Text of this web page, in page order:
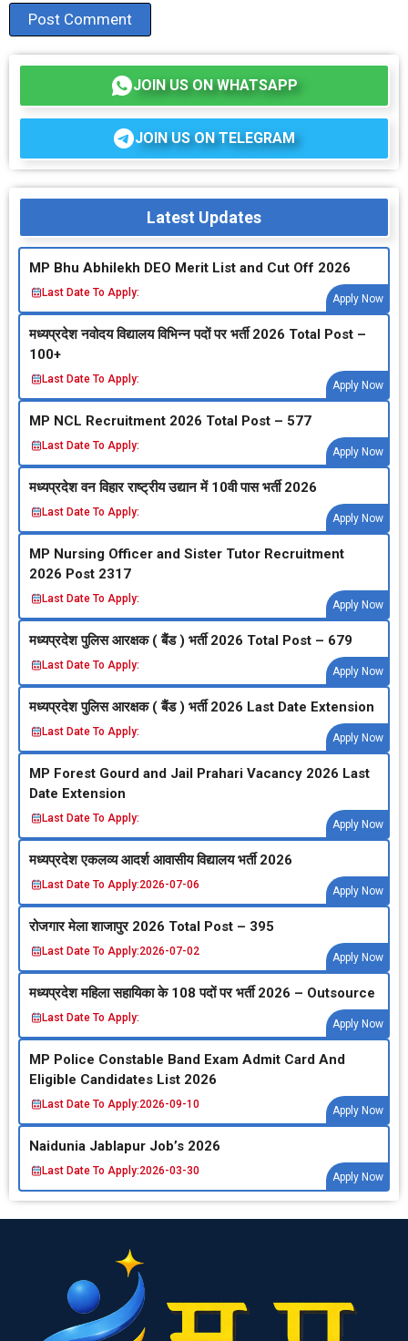
JOIN US ON WHATSAPP
JOIN US ON TELEGRAM
Latest Updates
MP Bhu Abhilekh DEO Merit List and Cut Off 2026
Last Date To Apply:
Apply Now
मध्‍यप्रदेश नवोदय विद्यालय विभिन्‍न पदों पर भर्ती 2026 Total Post –
100+
Last Date To Apply:
Apply Now
MP NCL Recruitment 2026 Total Post – 577
Last Date To Apply:
Apply Now
मध्‍यप्रदेश वन विहार राष्‍ट्रीय उद्यान में 10वी पास भर्ती 2026
Last Date To Apply:
Apply Now
MP Nursing Officer and Sister Tutor Recruitment
2026 Post 2317
Last Date To Apply:
Apply Now
मध्‍यप्रदेश पुलिस आरक्षक ( बैंड ) भर्ती 2026 Total Post – 679
Last Date To Apply:
Apply Now
मध्‍यप्रदेश पुलिस आरक्षक ( बैंड ) भर्ती 2026 Last Date Extension
Last Date To Apply:
Apply Now
MP Forest Gourd and Jail Prahari Vacancy 2026 Last
Date Extension
Last Date To Apply:
Apply Now
मध्‍यप्रदेश एकलव्‍य आदर्श आवासीय विद्यालय भर्ती 2026
Last Date To Apply:2026-07-06
Apply Now
रोजगार मेला शाजापुर 2026 Total Post – 395
Last Date To Apply:2026-07-02
Apply Now
मध्‍यप्रदेश महिला सहायिका के 108 पदों पर भर्ती 2026 – Outsource
Last Date To Apply:
Apply Now
MP Police Constable Band Exam Admit Card And
Eligible Candidates List 2026
Last Date To Apply:2026-09-10
Apply Now
Naidunia Jablapur Job’s 2026
Last Date To Apply:2026-03-30
Apply Now